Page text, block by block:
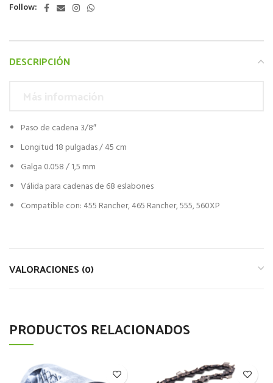
Follow:
DESCRIPCIÓN
Paso de cadena 3/8″
Longitud 18 pulgadas / 45 cm
Galga 0.058 / 1,5 mm
Válida para cadenas de 68 eslabones
Compatible con: 455 Rancher, 465 Rancher, 555, 560XP
VALORACIONES (0)
PRODUCTOS RELACIONADOS